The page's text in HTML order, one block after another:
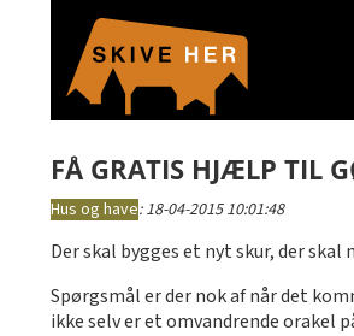
FÅ GRATIS HJÆLP TIL
Hus og have:18-04-2015 10:01:48
Der skal bygges et nyt skur, der
Spørgsmål er der nok af når det
ikke selv er et omvandrende orakel